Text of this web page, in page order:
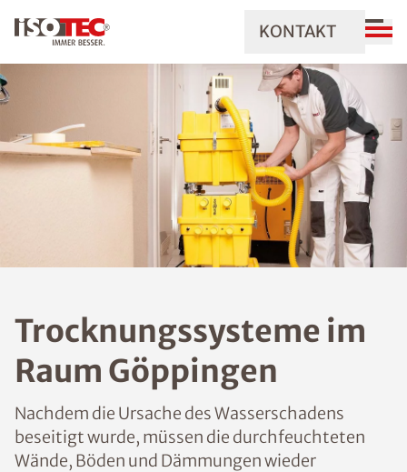
KONTAKT
Trocknungssysteme im
Raum Göppingen
Nachdem die Ursache des Wasserschadens
beseitigt wurde, müssen die durchfeuchteten
Wände, Böden und Dämmungen wieder